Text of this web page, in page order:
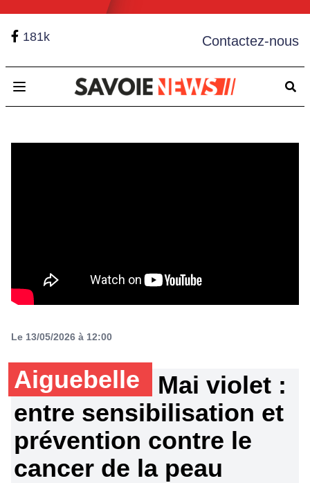
181k Contactez-nous
Open main menu
Le 13/05/2026 à 12:00
Aiguebelle
Mai violet :
entre sensibilisation et
prévention contre le
cancer de la peau